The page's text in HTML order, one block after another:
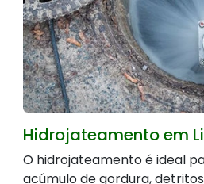
Hidrojateamento em
O hidrojateamento é ideal
acúmulo de gordura,